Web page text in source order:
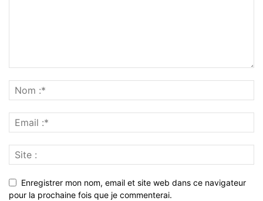
Enregistrer mon nom, email et site web dans ce navigateur
pour la prochaine fois que je commenterai.